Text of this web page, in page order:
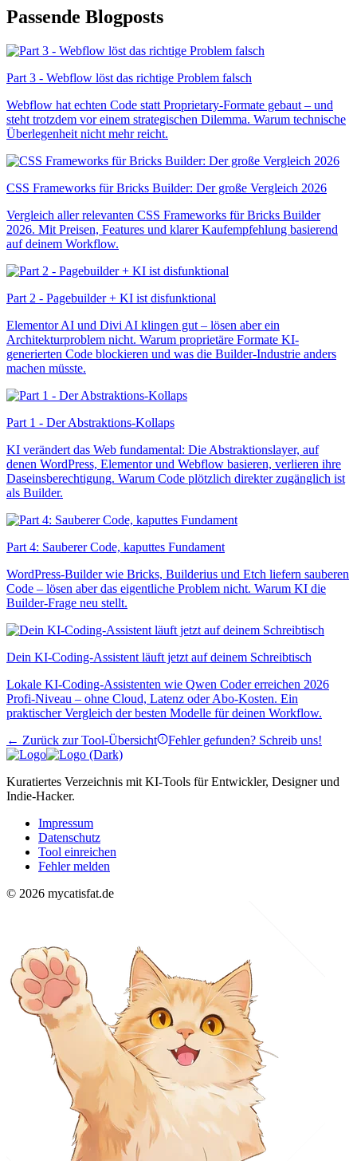
Passende Blogposts
Part 3 - Webflow löst das richtige Problem falsch
Webflow hat echten Code statt Proprietary-Formate gebaut – und
steht trotzdem vor einem strategischen Dilemma. Warum technische
Überlegenheit nicht mehr reicht.
CSS Frameworks für Bricks Builder: Der große Vergleich 2026
Vergleich aller relevanten CSS Frameworks für Bricks Builder
2026. Mit Preisen, Features und klarer Kaufempfehlung basierend
auf deinem Workflow.
Part 2 - Pagebuilder + KI ist disfunktional
Elementor AI und Divi AI klingen gut – lösen aber ein
Architekturproblem nicht. Warum proprietäre Formate KI-
generierten Code blockieren und was die Builder-Industrie anders
machen müsste.
Part 1 - Der Abstraktions-Kollaps
KI verändert das Web fundamental: Die Abstraktionslayer, auf
denen WordPress, Elementor und Webflow basieren, verlieren ihre
Daseinsberechtigung. Warum Code plötzlich direkter zugänglich ist
als Builder.
Part 4: Sauberer Code, kaputtes Fundament
WordPress-Builder wie Bricks, Builderius und Etch liefern sauberen
Code – lösen aber das eigentliche Problem nicht. Warum KI die
Builder-Frage neu stellt.
Dein KI-Coding-Assistent läuft jetzt auf deinem Schreibtisch
Lokale KI-Coding-Assistenten wie Qwen Coder erreichen 2026
Profi-Niveau – ohne Cloud, Latenz oder Abo-Kosten. Ein
praktischer Vergleich der besten Modelle für deinen Workflow.
← Zurück zur Tool-Übersicht
Fehler gefunden? Schreib uns!
Kuratiertes Verzeichnis mit KI-Tools für Entwickler, Designer und
Indie-Hacker.
Impressum
Datenschutz
Tool einreichen
Fehler melden
© 2026 mycatisfat.de